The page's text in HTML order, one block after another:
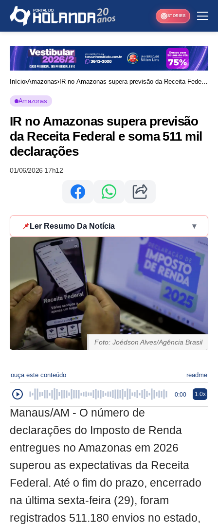
STORIES
Início Amazonas
IR no Amazonas supera previsão da Receita Federal
Amazonas
IR no Amazonas supera previsão
da Receita Federal e soma 511 mil
declarações
01/06/2026 17h12
📌 Ler Resumo Da Notícia ▾
Foto: Joédson Alves/Agência Brasil
ouça este conteúdo readme
0:00 1.0x
Manaus/AM - O número de
declarações do Imposto de Renda
entregues no Amazonas em 2026
superou as expectativas da Receita
Federal. Até o fim do prazo, encerrado
na última sexta-feira (29), foram
registrados 511.180 envios no estado,